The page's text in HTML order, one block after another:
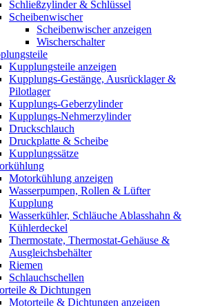
Schließzylinder & Schlüssel
Scheibenwischer
Scheibenwischer anzeigen
Wischerschalter
Kupplungsteile anzeigen
Kupplungs-Gestänge, Ausrücklager &
Pilotlager
Kupplungs-Geberzylinder
Kupplungs-Nehmerzylinder
Druckschlauch
Druckplatte & Scheibe
Kupplungssätze
Motorkühlung anzeigen
Wasserpumpen, Rollen & Lüfter
Kupplung
Wasserkühler, Schläuche Ablasshahn &
Kühlerdeckel
Thermostate, Thermostat-Gehäuse &
Ausgleichsbehälter
Riemen
Schlauchschellen
& Dichtungen
Motorteile & Dichtungen anzeigen